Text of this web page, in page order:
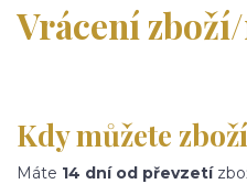
Vrácení
Kdy můžete
Máte 14 dní od převzetí